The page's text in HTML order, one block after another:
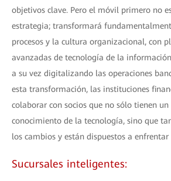
objetivos clave. Pero el móvil primero no
estrategia; transformará
procesos y la cultura organizacional, con
avanzadas de tecnología de la
a su vez digitalizando las operaciones
esta transformación, las instituciones
colaborar con socios que no sólo tienen
conocimiento de la tecnología, sino que
los cambios y están dispuestos a
Sucursales inteligentes: